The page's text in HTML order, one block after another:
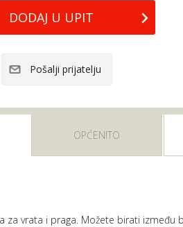
OPĆENITO
za vrata i praga. Možete birati